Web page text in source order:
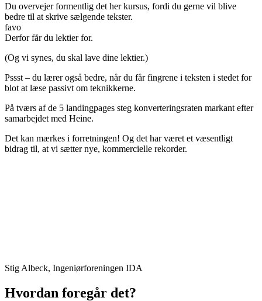
Du overvejer formentlig det her kursus, fordi du gerne vil blive
bedre til at skrive sælgende tekster.
favo
Derfor får du lektier for.
(Og vi synes, du skal lave dine lektier.)
Pssst – du lærer også bedre, når du får fingrene i teksten i stedet for
blot at læse passivt om teknikkerne.
På tværs af de 5 landingpages steg konverteringsraten markant efter
samarbejdet med Heine.
Det kan mærkes i forretningen! Og det har været et væsentligt
bidrag til, at vi sætter nye, kommercielle rekorder.
Stig Albeck, Ingeniørforeningen IDA
Hvordan foregår det?